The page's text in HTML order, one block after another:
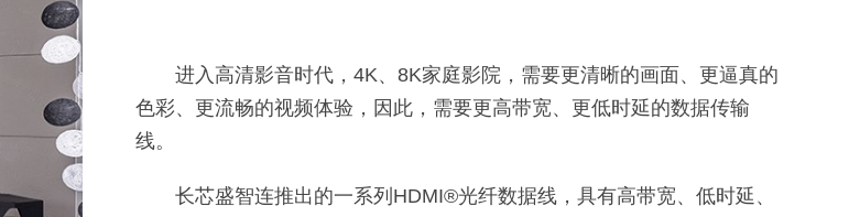
进入高清影音时代，4K、8K家庭影院，需要更清晰的画面、更逼真的
色彩、更流畅的视频体验，因此，需要更高带宽、更低时延的数据传输
线。
长芯盛智连推出的一系列HDMI®光纤数据线，具有高带宽、低时延、